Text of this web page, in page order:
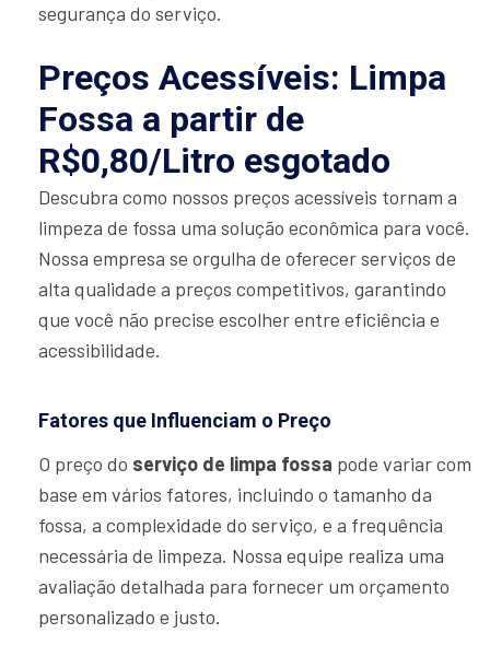
segurança do serviço.
Preços Acessíveis: Limpa
Fossa a partir de
R$0,80/Litro esgotado
Descubra como nossos preços acessíveis tornam a
limpeza de fossa uma solução econômica para você.
Nossa empresa se orgulha de oferecer serviços de
alta qualidade a preços competitivos, garantindo
que você não precise escolher entre eficiência e
acessibilidade.
Fatores que Influenciam o Preço
O preço do serviço de limpa fossa pode variar com
base em vários fatores, incluindo o tamanho da
fossa, a complexidade do serviço, e a frequência
necessária de limpeza. Nossa equipe realiza uma
avaliação detalhada para fornecer um orçamento
personalizado e justo.